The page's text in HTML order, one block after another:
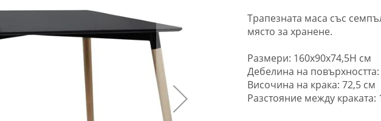
Трапезната маса със
място за хранене.
Размери: 160x90x74,5H см
Дебелина на
Височина на крака: 72,5 см
Разстояние между краката: